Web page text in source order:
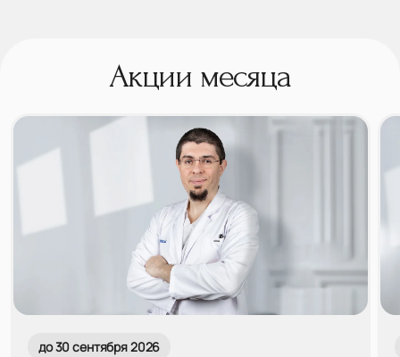
Акции месяца
до 30 сентября 2026